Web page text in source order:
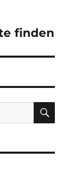
finden